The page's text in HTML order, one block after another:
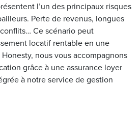
l’un des principaux risques
Perte de revenus, longues
Ce scénario peut
locatif rentable en une
nous vous accompagnons
grâce à une assurance loyer
à notre service de gestion